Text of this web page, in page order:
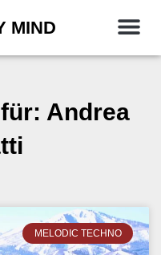
MIND
Andrea
MELODIC TECHNO